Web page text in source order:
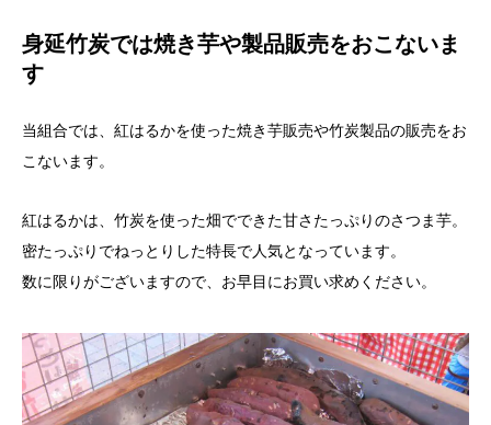
身延竹炭では焼き芋や製品販売をおこないま
す
当組合では、紅はるかを使った焼き芋販売や竹炭製品の販売をお
こないます。
紅はるかは、竹炭を使った畑でできた甘さたっぷりのさつま芋。
密たっぷりでねっとりした特長で人気となっています。
数に限りがございますので、お早目にお買い求めください。